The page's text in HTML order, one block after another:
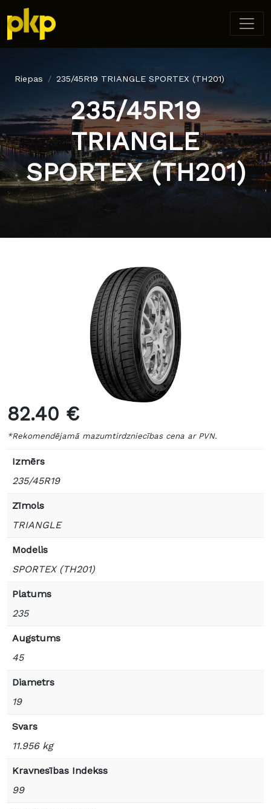
Riepas 235/45R19 TRIANGLE SPORTEX (TH201)
235/45R19
TRIANGLE
SPORTEX (TH201)
82.40 €
*Rekomendējamā mazumtirdzniecības cena ar PVN.
Izmērs
235/45R19
Zīmols
TRIANGLE
Modelis
SPORTEX (TH201)
Platums
235
Augstums
45
Diametrs
19
Svars
11.956 kg
Kravnesības Indekss
99